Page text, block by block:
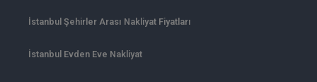
İstanbul Şehirler Arası Nakliyat Fiyatları
İstanbul Evden Eve Nakliyat